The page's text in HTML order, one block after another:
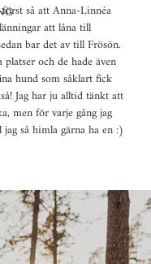
så att Anna-Linnéa
att låna till
bar det av till Frösön.
och de hade även
hund som såklart fick
Jag har ju alltid tänkt att
men för varje gång jag
så himla gärna ha en :)